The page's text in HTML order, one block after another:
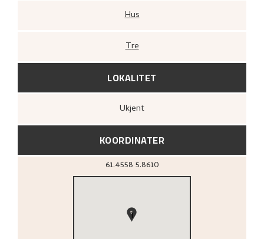
Hus
Tre
LOKALITET
Ukjent
KOORDINATER
61.4558 5.8610
1